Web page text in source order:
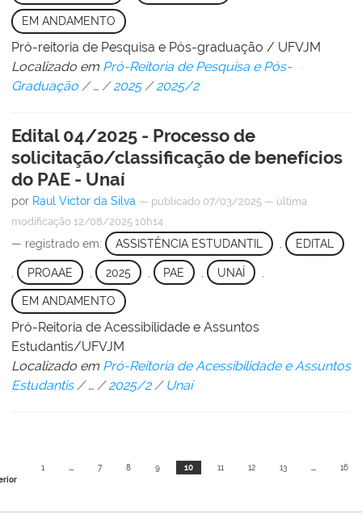
EM ANDAMENTO
Pró-reitoria de Pesquisa e Pós-graduação / UFVJM
Localizado em Pró-Reitoria de Pesquisa e Pós-
Graduação /… /2025 /2025/2
Edital 04/2025 - Processo de
solicitação/classificação de benefícios
do PAE - Unaí
por Raul Victor da Silva — publicado 07/03/2025 — última
modificação 12/08/2025 10h14
— registrado em: ASSISTÊNCIA ESTUDANTIL EDITAL
PROAAE 2025 PAE , UNAÍ
EM ANDAMENTO
Pró-Reitoria de Acessibilidade e Assuntos
Estudantis/UFVJM
Localizado em Pró-Reitoria de Acessibilidade e Assuntos
Estudantis /… /2025/2 / Unaí
1 ... 7 8 9 10 11 12 13 ... 16